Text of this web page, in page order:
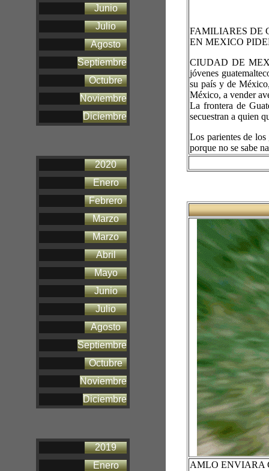
Junio
Julio
Agosto
Septiembre
Octubre
Noviembre
Diciembre
2020
Enero
Febrero
Marzo
Marzo
Abril
Mayo
Junio
Julio
Agosto
Septiembre
Octubre
Noviembre
Diciembre
2019
Enero
FAMILIARES DE
EN MEXICO
CIUDAD DE
jóvenes
su país y de
México, a vender
La frontera de
secuestran a quien
Los parientes de los
porque no se sabe
AMLO ENVIARA